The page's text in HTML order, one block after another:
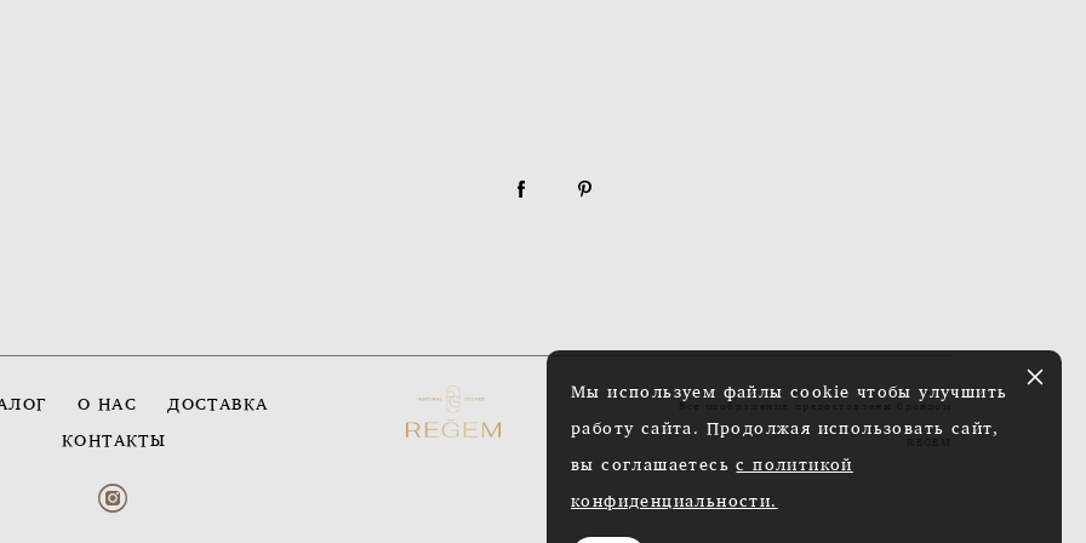
О НАС
ДОСТАВКА
КОНТАКТЫ
Все изображения предоставлены брендом
Мы используем файлы cookie чтобы улучшить
работу сайта. Продолжая использовать сайт,
вы соглашаетесьс политикой
конфиденциальности.